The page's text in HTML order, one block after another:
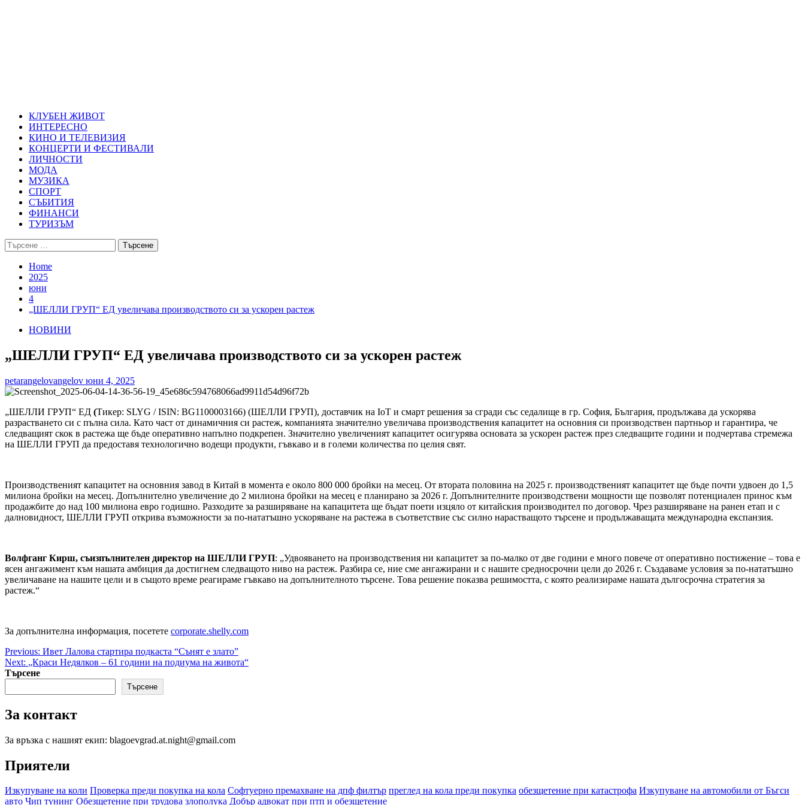
КЛУБЕН ЖИВОТ
ИНТЕРЕСНО
КИНО И ТЕЛЕВИЗИЯ
КОНЦЕРТИ И ФЕСТИВАЛИ
ЛИЧНОСТИ
МОДА
МУЗИКА
СПОРТ
СЪБИТИЯ
ФИНАНСИ
ТУРИЗЪМ
Търсене
за:
Home
2025
юни
4
„ШЕЛЛИ ГРУП“ ЕД увеличава производството си за ускорен растеж
НОВИНИ
„ШЕЛЛИ ГРУП“ ЕД увеличава производството си за ускорен растеж
petarangelovangelov юни 4, 2025
„ШЕЛЛИ ГРУП“ ЕД (Тикер: SLYG / ISIN: BG1100003166) (ШЕЛЛИ ГРУП), доставчик на IoT и смарт решения за сгради със седалище в гр. София, България, продължава да ускорява
разрастването си с пълна сила. Като част от динамичния си растеж, компанията значително увеличава производствения капацитет на основния си производствен партньор и гарантира, че
следващият скок в растежа ще бъде оперативно напълно подкрепен. Значително увеличеният капацитет осигурява основата за ускорен растеж през следващите години и подчертава стремежа
на ШЕЛЛИ ГРУП да предоставя технологично водещи продукти, гъвкаво и в големи количества по целия свят.
Производственият капацитет на основния завод в Китай в момента е около 800 000 бройки на месец. От втората половина на 2025 г. производственият капацитет ще бъде почти удвоен до 1,5
милиона бройки на месец. Допълнително увеличение до 2 милиона бройки на месец е планирано за 2026 г. Допълнителните производствени мощности ще позволят потенциален принос към
продажбите до над 100 милиона евро годишно. Разходите за разширяване на капацитета ще бъдат поети изцяло от китайския производител по договор. Чрез разширяване на ранен етап и с
далновидност, ШЕЛЛИ ГРУП открива възможности за по-нататъшно ускоряване на растежа в съответствие със силно нарастващото търсене и продължаващата международна експанзия.
Волфганг Кирш, съизпълнителен директор на ШЕЛЛИ ГРУП: „Удвояването на производствения ни капацитет за по-малко от две години е много повече от оперативно постижение – това е
ясен ангажимент към нашата амбиция да достигнем следващото ниво на растеж. Разбира се, ние сме ангажирани и с нашите средносрочни цели до 2026 г. Създаваме условия за по-нататъшно
увеличаване на нашите цели и в същото време реагираме гъвкаво на допълнителното търсене. Това решение показва решимостта, с която реализираме нашата дългосрочна стратегия за
растеж.“
За допълнителна информация, посетете corporate.shelly.com
Post
navigation
Previous: Ивет Лалова стартира подкаста “Сънят е злато”
Next: „Краси Недялков – 61 години на подиума на живота“
Търсене
Търсене
За контакт
За връзка с нашият екип: blagoevgrad.at.night@gmail.com
Приятели
Изкупуване на коли Проверка преди покупка на кола Софтуерно премахване на дпф филтър преглед на кола преди покупка обезщетение при катастрофа Изкупуване на автомобили от Бъгси
авто Чип тунинг Обезщетение при трудова злополука Добър адвокат при птп и обезщетение